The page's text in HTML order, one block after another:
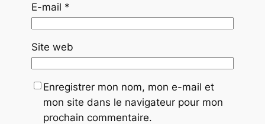
E-mail *
Site web
Enregistrer mon nom, mon e-mail et
mon site dans le navigateur pour mon
prochain commentaire.